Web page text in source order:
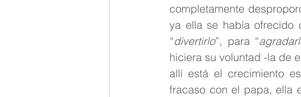
completamente
ya ella se había ofrecido
“divertirlo”, para “
hiciera su voluntad -la de
allí está el crecimiento
fracaso con el papa, ella